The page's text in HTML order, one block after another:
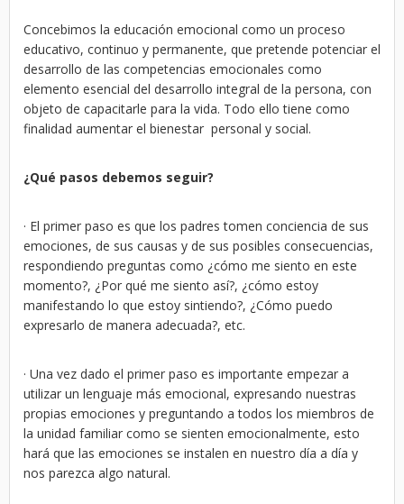
Concebimos la educación emocional como un proceso
educativo, continuo y permanente, que pretende potenciar el
desarrollo de las competencias emocionales como
elemento esencial del desarrollo integral de la persona, con
objeto de capacitarle para la vida. Todo ello tiene como
finalidad aumentar el bienestar personal y social.
¿Qué pasos debemos seguir?
· El primer paso es que los padres tomen conciencia de sus
emociones, de sus causas y de sus posibles consecuencias,
respondiendo preguntas como ¿cómo me siento en este
momento?, ¿Por qué me siento así?, ¿cómo estoy
manifestando lo que estoy sintiendo?, ¿Cómo puedo
expresarlo de manera adecuada?, etc.
· Una vez dado el primer paso es importante empezar a
utilizar un lenguaje más emocional, expresando nuestras
propias emociones y preguntando a todos los miembros de
la unidad familiar como se sienten emocionalmente, esto
hará que las emociones se instalen en nuestro día a día y
nos parezca algo natural.